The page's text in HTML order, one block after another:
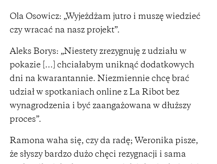
Ola Osowicz: „Wyjeżdżam jutro i muszę wiedzieć
czy wracać na nasz projekt”.
Aleks Borys: „Niestety zrezygnuję z udziału w
pokazie […] chciałabym uniknąć dodatkowych
dni na kwarantannie. Niezmiennie chcę brać
udział w spotkaniach online z La Ribot bez
wynagrodzenia i być zaangażowana w dłuższy
proces”.
Ramona waha się, czy da radę; Weronika pisze,
że słyszy bardzo dużo chęci rezygnacji i sama